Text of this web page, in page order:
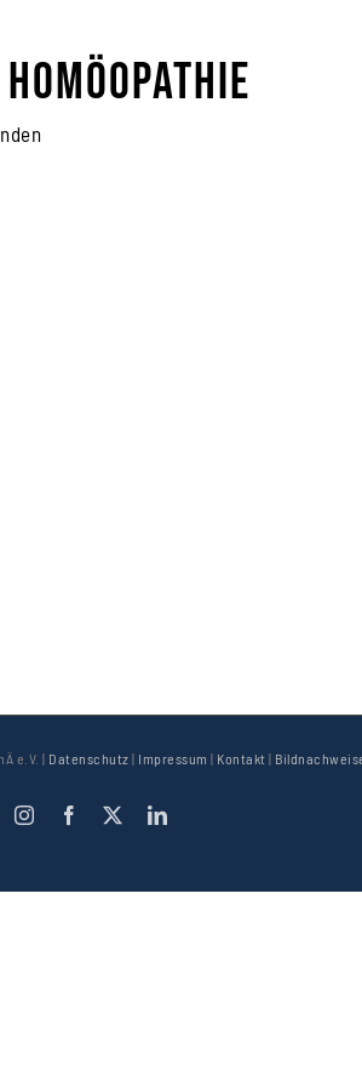
e.V. | Datenschutz | Impressum | Kontakt |
InstagramFacebook LinkedIn